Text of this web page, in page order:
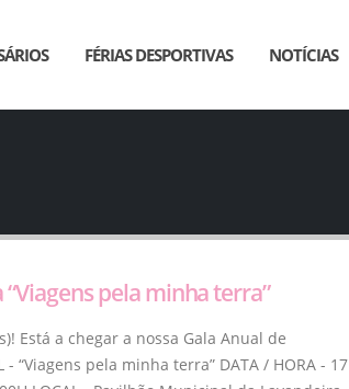
FÉRIAS DESPORTIVAS NOTÍCIAS
“Viagens pela minha terra”
Está a chegar a nossa Gala Anual de
- “Viagens pela minha terra” DATA / HORA - 17